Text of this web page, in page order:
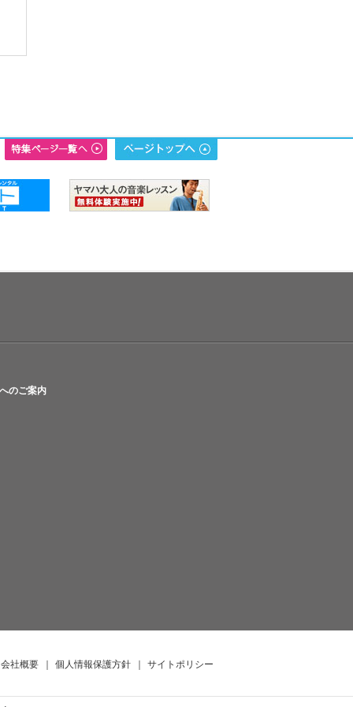
のご案内
会社概要 ｜ 個人情報保護方針 ｜ サイトポリシー